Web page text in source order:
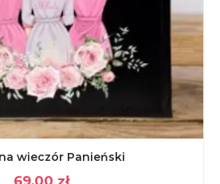
wieczór Panieński